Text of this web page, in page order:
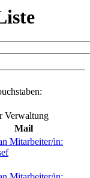
Verwaltung
Mail